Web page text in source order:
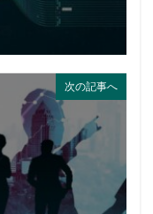
次の記事へ